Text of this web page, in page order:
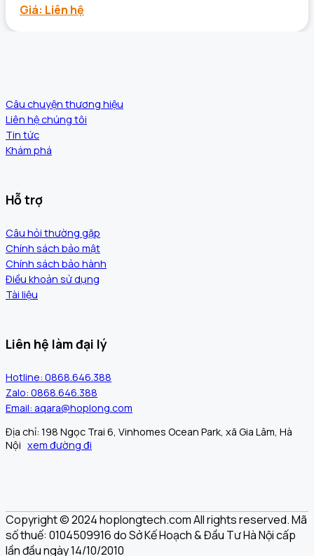
Giá: Liên hệ
Câu chuyện thương hiệu
Liên hệ chúng tôi
Tin tức
Khám phá
Hỗ trợ
Câu hỏi thường gặp
Chính sách bảo mật
Chính sách bảo hành
Điều khoản sử dụng
Tài liệu
Liên hệ làm đại lý
Hotline: 0868.646.388
Zalo: 0868.646.388
Email: aqara@hoplong.com
Địa chỉ: 198 Ngọc Trai 6, Vinhomes Ocean Park, xã Gia Lâm, Hà
Nội xem đường đi
Copyright © 2024 hoplongtech.com All rights reserved. Mã
số thuế: 0104509916 do Sở Kế Hoạch & Đầu Tư Hà Nội cấp
lần đầu ngày 14/10/2010